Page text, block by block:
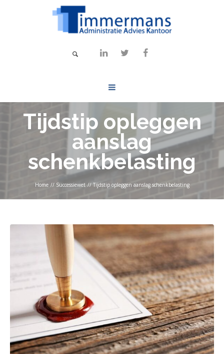
Tijdstip opleggen
aanslag
schenkbelasting
Home // Successiewet //Tijdstip opleggen aanslag schenkbelasting